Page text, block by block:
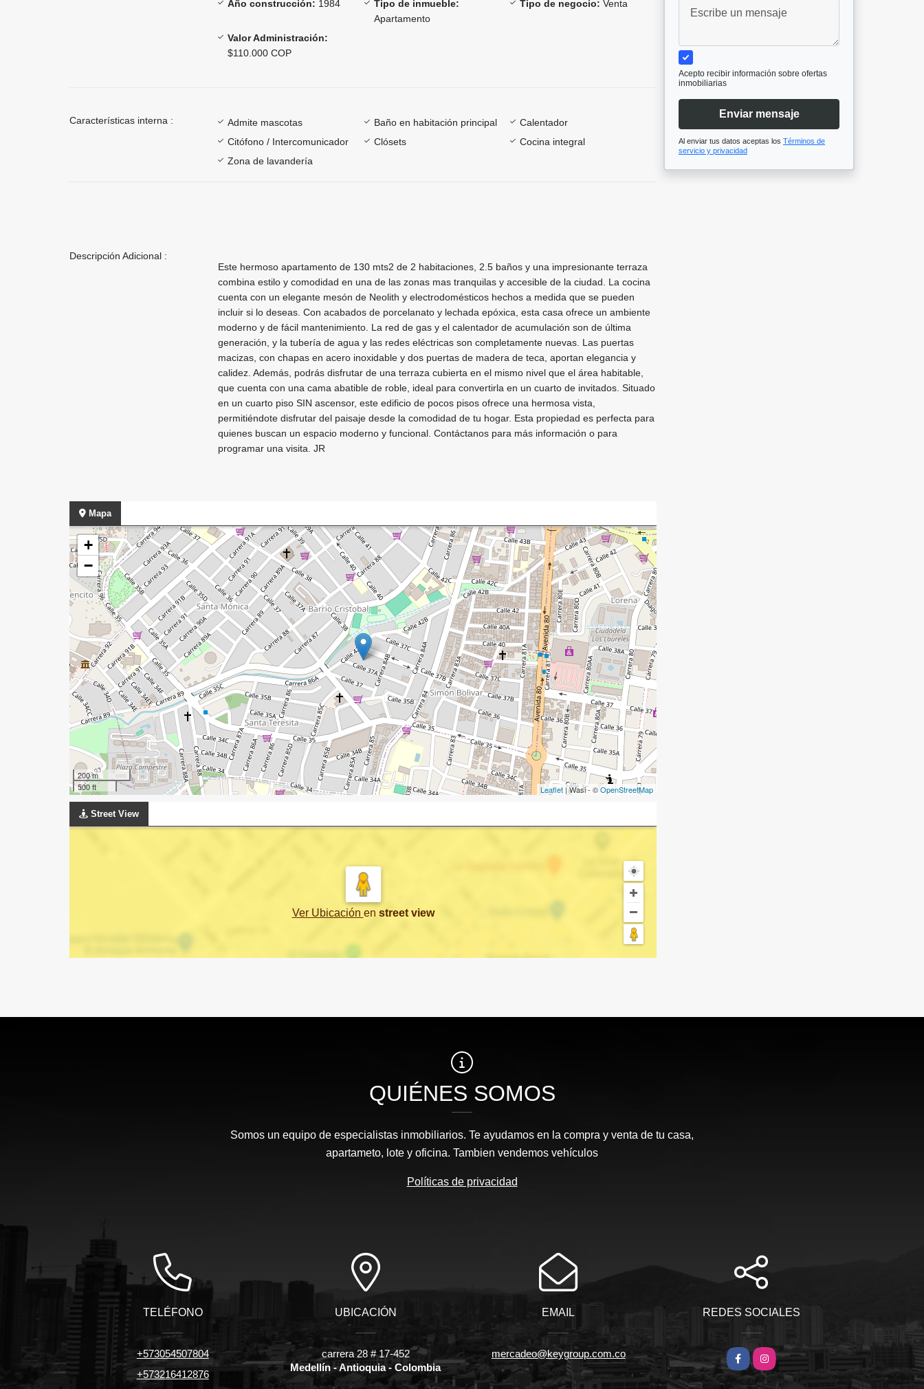
Año construcción: 1984
Tipo de inmueble:
Apartamento
Tipo de negocio: Venta
Valor Administración:
$110.000 COP
Características interna : Admite mascotas Baño en habitación principal
Calentador
Citófono / Intercomunicador
Clósets
Cocina integral
Zona de lavandería
Descripción Adicional :
Este hermoso apartamento de 130 mts2 de 2 habitaciones, 2.5 baños y una impresionante terraza
combina estilo y comodidad en una de las zonas mas tranquilas y accesible de la ciudad. La cocina
cuenta con un elegante mesón de Neolith y electrodomésticos hechos a medida que se pueden
incluir si lo deseas. Con acabados de porcelanato y lechada epóxica, esta casa ofrece un ambiente
moderno y de fácil mantenimiento. La red de gas y el calentador de acumulación son de última
generación, y la tubería de agua y las redes eléctricas son completamente nuevas. Las puertas
macizas, con chapas en acero inoxidable y dos puertas de madera de teca, aportan elegancia y
calidez. Además, podrás disfrutar de una terraza cubierta en el mismo nivel que el área habitable,
que cuenta con una cama abatible de roble, ideal para convertirla en un cuarto de invitados. Situado
en un cuarto piso SIN ascensor, este edificio de pocos pisos ofrece una hermosa vista,
permitiéndote disfrutar del paisaje desde la comodidad de tu hogar. Esta propiedad es perfecta para
quienes buscan un espacio moderno y funcional. Contáctanos para más información o para
programar una visita. JR
Mapa
+
−
200 m
500 ft
Leaflet | Wasi - ©OpenStreetMap
Street View
Ver Ubicación en street view
Acepto recibir información sobre ofertas
inmobiliarias
Enviar mensaje
Al enviar tus datos aceptas los Términos de
servicio y privacidad
QUIÉNES SOMOS
Somos un equipo de especialistas inmobiliarios. Te ayudamos en la compra y venta de tu casa,
apartameto, lote y oficina. Tambien vendemos vehículos
Políticas de privacidad
TELÉFONO
+573054507804
+573216412876
UBICACIÓN
carrera 28 # 17-452
Medellín - Antioquia - Colombia
EMAIL
mercadeo@keygroup.com.co
REDES SOCIALES
FacebookInstagram